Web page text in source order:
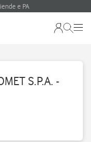
e PA
S.P.A. -